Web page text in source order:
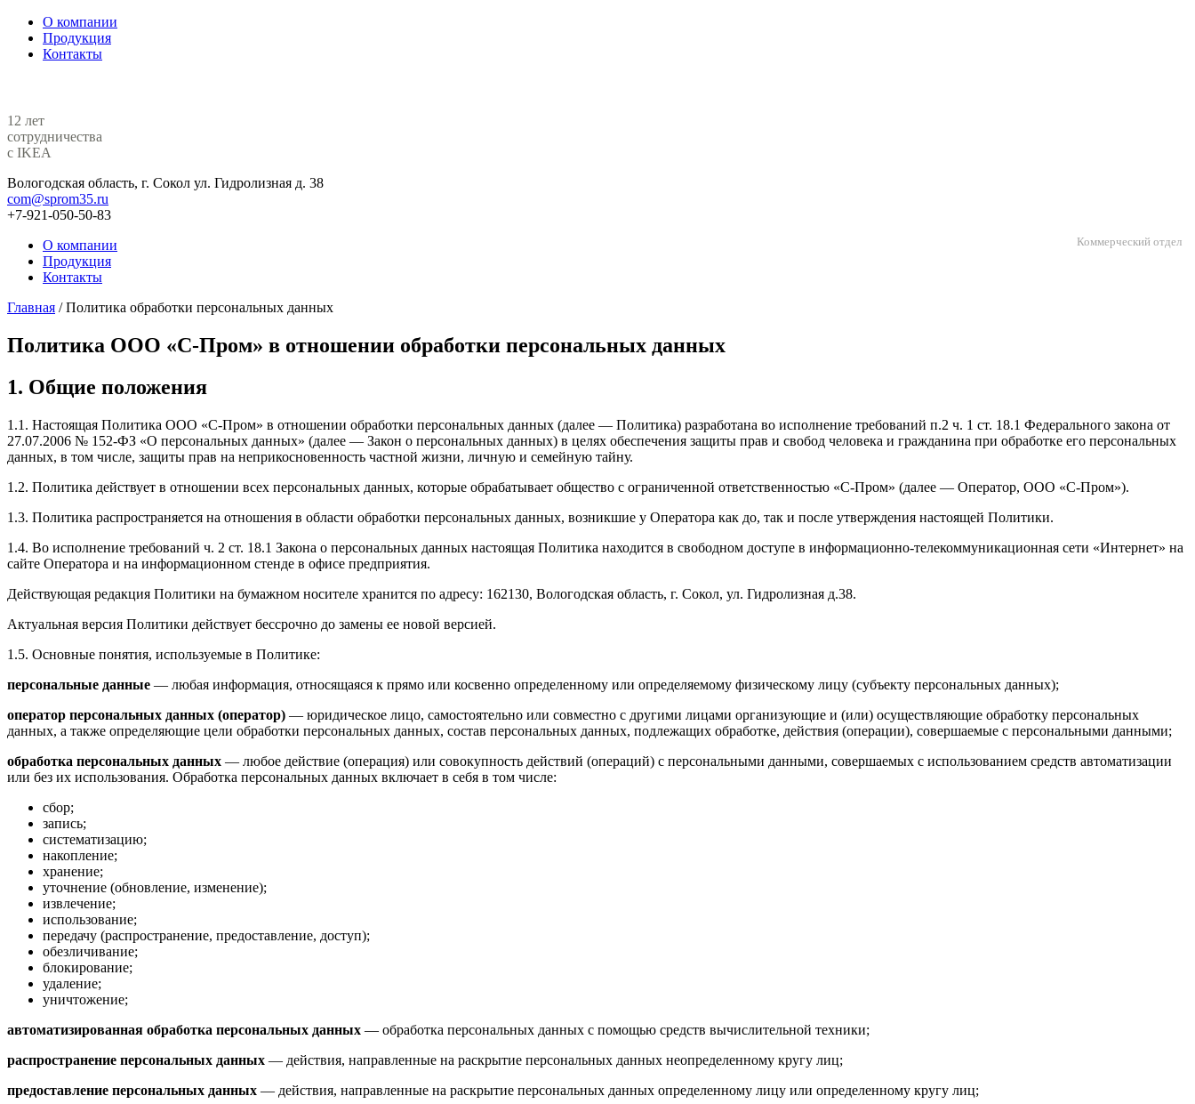
О компании
Продукция
Контакты
12 лет
сотрудничества
с IKEA
Вологодская область, г. Сокол ул. Гидролизная д. 38
com@sprom35.ru
+7-921-050-50-83
Коммерческий отдел
О компании
Продукция
Контакты
Главная /Политика обработки персональных данных
Политика ООО «С-Пром» в отношении обработки персональных данных
1. Общие положения
1.1. Настоящая Политика ООО «С-Пром» в отношении обработки персональных данных (далее — Политика) разработана во исполнение требований п.2 ч. 1 ст. 18.1 Федерального закона от
27.07.2006 № 152-ФЗ «О персональных данных» (далее — Закон о персональных данных) в целях обеспечения защиты прав и свобод человека и гражданина при обработке его персональных
данных, в том числе, защиты прав на неприкосновенность частной жизни, личную и семейную тайну.
1.2. Политика действует в отношении всех персональных данных, которые обрабатывает общество с ограниченной ответственностью «С-Пром» (далее — Оператор, ООО «С-Пром»).
1.3. Политика распространяется на отношения в области обработки персональных данных, возникшие у Оператора как до, так и после утверждения настоящей Политики.
1.4. Во исполнение требований ч. 2 ст. 18.1 Закона о персональных данных настоящая Политика находится в свободном доступе в информационно-телекоммуникационная сети «Интернет» на
сайте Оператора и на информационном стенде в офисе предприятия.
Действующая редакция Политики на бумажном носителе хранится по адресу: 162130, Вологодская область, г. Сокол, ул. Гидролизная д.38.
Актуальная версия Политики действует бессрочно до замены ее новой версией.
1.5. Основные понятия, используемые в Политике:
персональные данные — любая информация, относящаяся к прямо или косвенно определенному или определяемому физическому лицу (субъекту персональных данных);
оператор персональных данных (оператор) — юридическое лицо, самостоятельно или совместно с другими лицами организующие и (или) осуществляющие обработку персональных
данных, а также определяющие цели обработки персональных данных, состав персональных данных, подлежащих обработке, действия (операции), совершаемые с персональными данными;
обработка персональных данных — любое действие (операция) или совокупность действий (операций) с персональными данными, совершаемых с использованием средств автоматизации
или без их использования. Обработка персональных данных включает в себя в том числе:
сбор;
запись;
систематизацию;
накопление;
хранение;
уточнение (обновление, изменение);
извлечение;
использование;
передачу (распространение, предоставление, доступ);
обезличивание;
блокирование;
удаление;
уничтожение;
автоматизированная обработка персональных данных — обработка персональных данных с помощью средств вычислительной техники;
распространение персональных данных — действия, направленные на раскрытие персональных данных неопределенному кругу лиц;
предоставление персональных данных — действия, направленные на раскрытие персональных данных определенному лицу или определенному кругу лиц;